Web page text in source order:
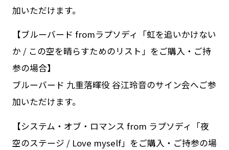
加いただけます。
【ブルーバード fromラプソディ「虹を追いかけない
か / この空を晴らすためのリスト」をご購入・ご持
参の場合】
ブルーバード 九重落暉役 谷江玲音のサイン会へご参
加いただけます。
【システム・オブ・ロマンス from ラプソディ「夜
空のステージ / Love myself」をご購入・ご持参の場